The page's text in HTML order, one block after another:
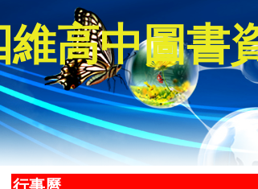
維高中圖書